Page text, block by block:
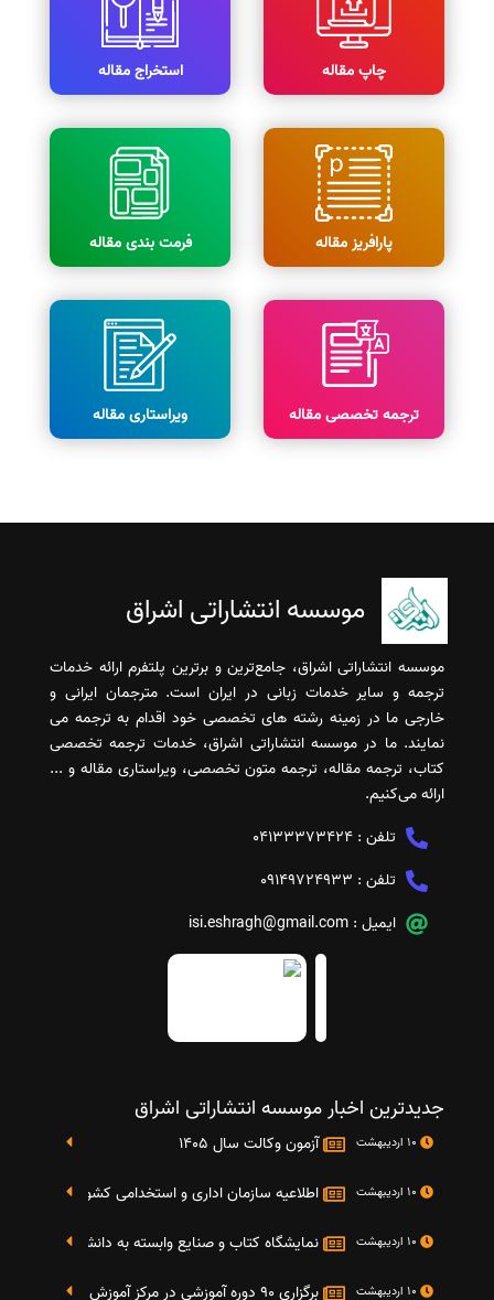
چاپ مقاله استخراج مقاله
پارافریز مقاله فرمت بندی مقاله
ترجمه تخصصی مقاله ویراستاری مقاله
موسسه انتشاراتی اشراق
موسسه انتشاراتی اشراق، جامع‌ترین و برترین پلتفرم ارائه خدمات
ترجمه و سایر خدمات زبانی در ایران است. مترجمان ایرانی و
خارجی ما در زمینه رشته های تخصصی خود اقدام به ترجمه می
نمایند. ما در موسسه انتشاراتی اشراق، خدمات ترجمه تخصصی
کتاب، ترجمه مقاله، ترجمه متون تخصصی، ویراستاری مقاله و ...
ارائه می‌کنیم.
تلفن : 04133373424
تلفن : 09149724933
ایمیل : isi.eshragh@gmail.com
جدیدترین اخبار موسسه انتشاراتی اشراق
آزمون وکالت سال 1405
اطلاعیه سازمان اداری و استخدامی کشور در خصوص
نمایشگاه کتاب و صنایع وابسته به دانشگاه صنعتی شریف 4 الی 8 مهر
برگزاری 90 دوره آموزشی در مرکز آموزش فرهنگی دانشگاه علامه